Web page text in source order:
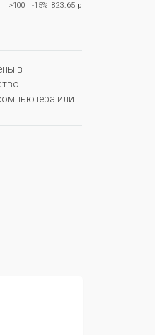
>100
-15%823.65 р
в
или